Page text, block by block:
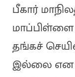
பீகார்
மாப்பிள்ளை
தங்கச்
இல்லை என